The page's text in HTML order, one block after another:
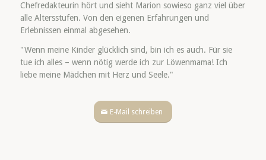
Chefredakteurin hört und sieht Marion sowieso ganz viel über
alle Altersstufen. Von den eigenen Erfahrungen und
Erlebnissen einmal abgesehen.
"Wenn meine Kinder glücklich sind, bin ich es auch. Für sie
tue ich alles – wenn nötig werde ich zur Löwenmama! Ich
liebe meine Mädchen mit Herz und Seele."
E-Mail schreiben